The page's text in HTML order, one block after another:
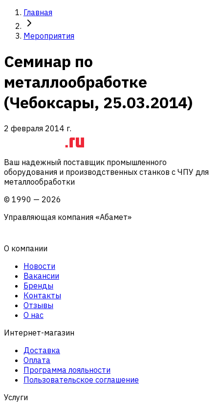
Главная
Мероприятия
Семинар по
металлообработке
(Чебоксары, 25.03.2014)
2 февраля 2014 г.
Ваш надежный поставщик промышленного
оборудования и производственных станков с ЧПУ для
металлообработки
© 1990 — 2026
Управляющая компания «Абамет»
О компании
Новости
Вакансии
Бренды
Контакты
Отзывы
О нас
Интернет-магазин
Доставка
Оплата
Программа лояльности
Пользовательское соглашение
Услуги